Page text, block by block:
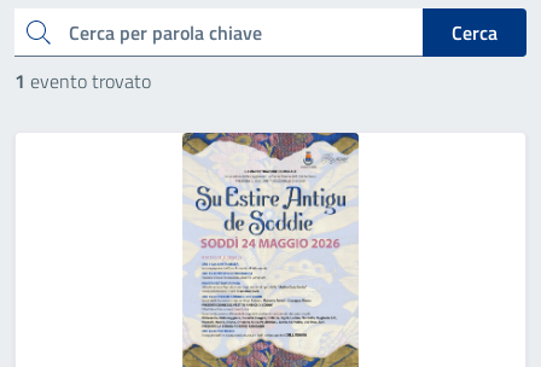
cerca
Cerca
1 evento trovato